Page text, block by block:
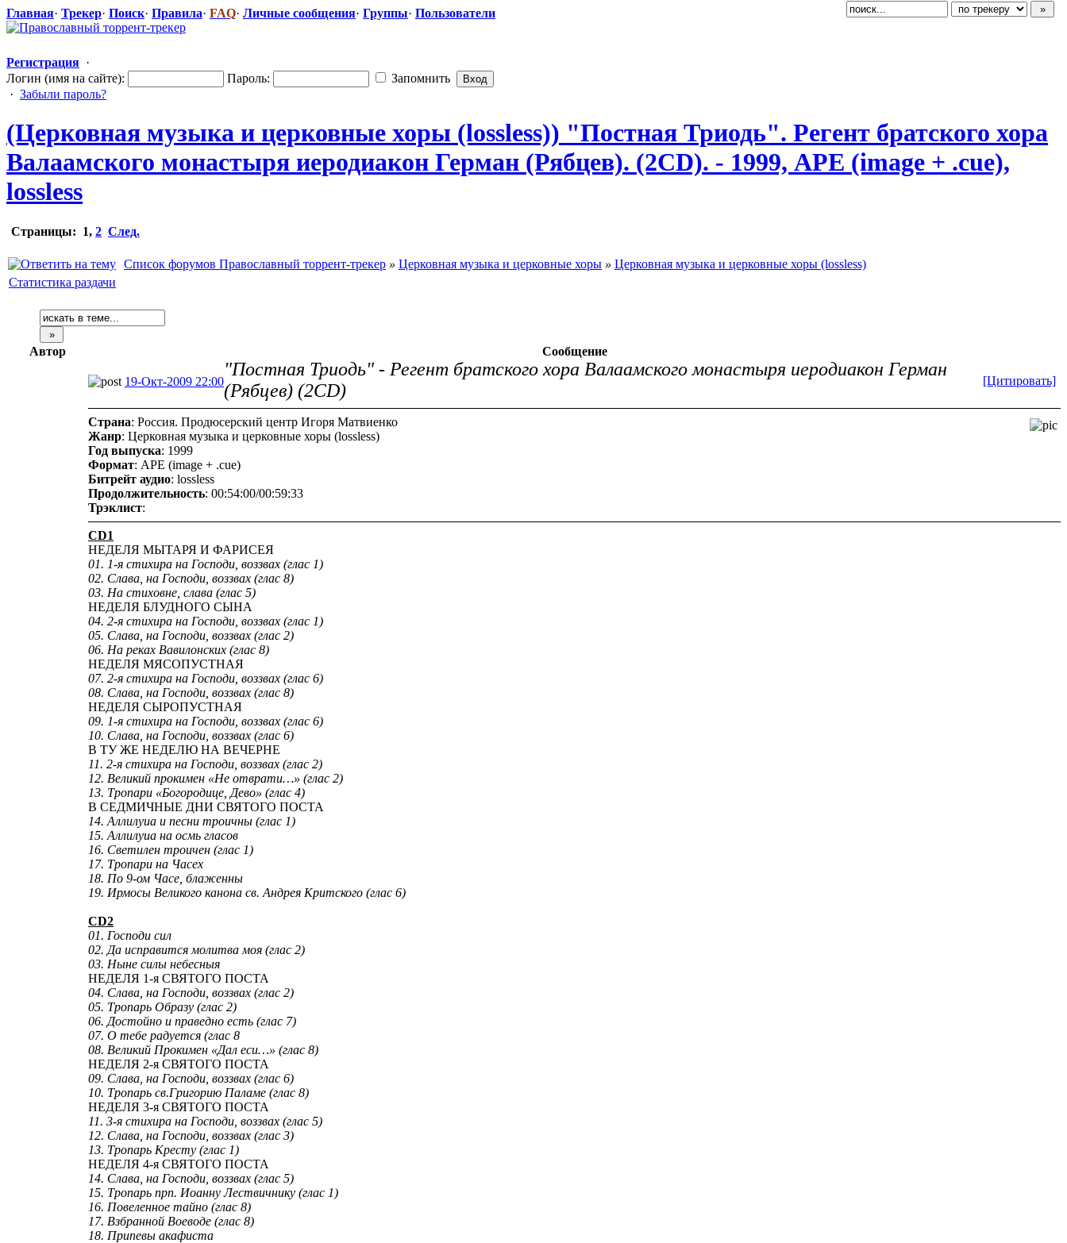
Главная· Трекер· Поиск· Правила· FAQ· Личные сообщения· Группы· Пользователи
Регистрация ·
Логин (имя на сайте):
Пароль:
Запомнить
· Забыли пароль?
(Церковная музыка и церковные хоры (lossless)) "Постная ​ Триодь". Регент братского хора
Валаамского монастыря иеродиакон Герман (Рябцев). (2CD). - 1999, APE (image + .cue),
lossless
Страницы: 1, 2 След.
Список форумов Православный торрент-трекер » Церковная музыка и церковные хоры » Церковная музыка и церковные хоры (lossless)
Статистика раздачи
Автор Сообщение
19-Окт-2009 22:00 [Цитировать]
"Постная Триодь" - Регент братского хора Валаамского монастыря иеродиакон Герман
(Рябцев) (2CD)
Страна: Россия. Продюсерский центр Игоря Матвиенко
Жанр: Церковная музыка и церковные хоры (lossless)
Год выпуска: 1999
Формат: APE (image + .cue)
Битрейт аудио: lossless
Продолжительность: 00:54:00/00:59:33
Трэклист:
CD1
НЕДЕЛЯ МЫТАРЯ И ФАРИСЕЯ
01. 1-я стихира на Господи, воззвах (глас 1)
02. Слава, на Господи, воззвах (глас 8)
03. На стиховне, слава (глас 5)
НЕДЕЛЯ БЛУДНОГО СЫНА
04. 2-я стихира на Господи, воззвах (глас 1)
05. Слава, на Господи, воззвах (глас 2)
06. На реках Вавилонских (глас 8)
НЕДЕЛЯ МЯСОПУСТНАЯ
07. 2-я стихира на Господи, воззвах (глас 6)
08. Слава, на Господи, воззвах (глас 8)
НЕДЕЛЯ СЫРОПУСТНАЯ
09. 1-я стихира на Господи, воззвах (глас 6)
10. Слава, на Господи, воззвах (глас 6)
В ТУ ЖЕ НЕДЕЛЮ НА ВЕЧЕРНЕ
11. 2-я стихира на Господи, воззвах (глас 2)
12. Великий прокимен «Не отврати…» (глас 2)
13. Тропари «Богородице, Дево» (глас 4)
В СЕДМИЧНЫЕ ДНИ СВЯТОГО ПОСТА
14. Аллилуиа и песни троичны (глас 1)
15. Аллилуиа на осмь гласов
16. Светилен троичен (глас 1)
17. Тропари на Часех
18. По 9-ом Часе, блаженны
19. Ирмосы Великого канона св. Андрея Критского (глас 6)
CD2
01. Господи сил
02. Да исправится молитва моя (глас 2)
03. Ныне силы небесныя
НЕДЕЛЯ 1-я СВЯТОГО ПОСТА
04. Слава, на Господи, воззвах (глас 2)
05. Тропарь Образу (глас 2)
06. Достойно и праведно есть (глас 7)
07. О тебе радуется (глас 8
08. Великий Прокимен «Дал еси…» (глас 8)
НЕДЕЛЯ 2-я СВЯТОГО ПОСТА
09. Слава, на Господи, воззвах (глас 6)
10. Тропарь св.Григорию Паламе (глас 8)
НЕДЕЛЯ 3-я СВЯТОГО ПОСТА
11. 3-я стихира на Господи, воззвах (глас 5)
12. Слава, на Господи, воззвах (глас 3)
13. Тропарь Кресту (глас 1)
НЕДЕЛЯ 4-я СВЯТОГО ПОСТА
14. Слава, на Господи, воззвах (глас 5)
15. Тропарь прп. Иоанну Лествичнику (глас 1)
16. Повеленное тайно (глас 8)
17. Взбранной Воеводе (глас 8)
18. Припевы акафиста